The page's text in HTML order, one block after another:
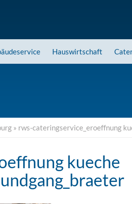
Hauswirtschaft
» rws-cateringservice_eroeffnung
kueche